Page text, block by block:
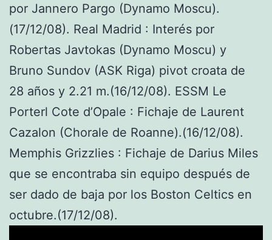
por Jannero Pargo (Dynamo Moscu).
(17/12/08). Real Madrid : Interés por
Robertas Javtokas (Dynamo Moscu) y
Bruno Sundov (ASK Riga) pivot croata de
28 años y 2.21 m.(16/12/08). ESSM Le
Porterl Cote d’Opale : Fichaje de Laurent
Cazalon (Chorale de Roanne).(16/12/08).
Memphis Grizzlies : Fichaje de Darius Miles
que se encontraba sin equipo después de
ser dado de baja por los Boston Celtics en
octubre.(17/12/08).